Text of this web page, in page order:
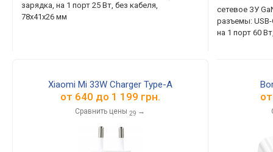
зарядка, на 1 порт 25 Вт, без кабеля,
78x41x26 мм
сетевое ЗУ
разъемы:
на 1 порт 60
Xiaomi Mi 33W Charger Type-A
от 640 до 1 199 грн.
Сравнить цены 29 →